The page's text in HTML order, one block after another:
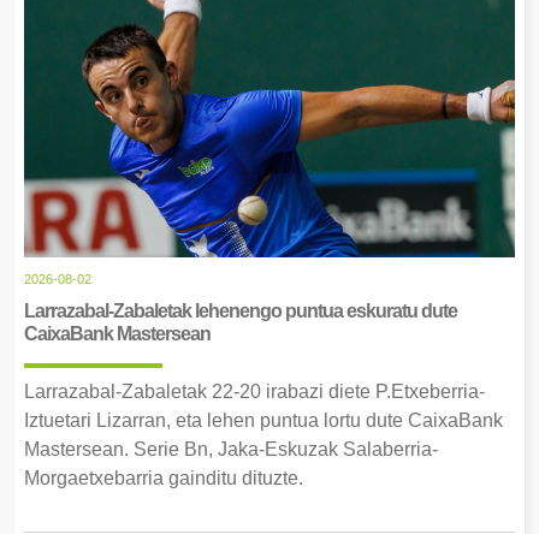
2026-08-02
Larrazabal-Zabaletak lehenengo puntua eskuratu dute
CaixaBank Mastersean
Larrazabal-Zabaletak 22-20 irabazi diete P.Etxeberria-
Iztuetari Lizarran, eta lehen puntua lortu dute CaixaBank
Mastersean. Serie Bn, Jaka-Eskuzak Salaberria-
Morgaetxebarria gainditu dituzte.